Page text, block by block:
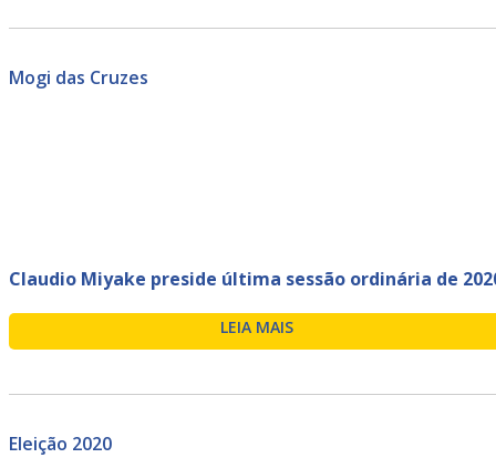
Mogi das Cruzes
Claudio Miyake preside última sessão ordinária de
LEIA MAIS
Eleição 2020